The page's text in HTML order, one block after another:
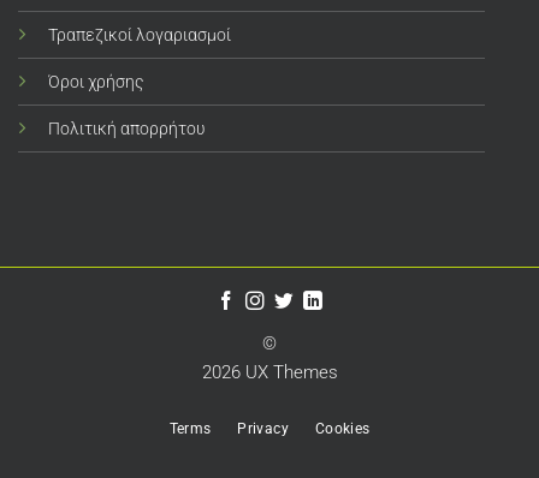
Τραπεζικοί λογαριασμοί
Όροι χρήσης
Πολιτική απορρήτου
©
2026 UX Themes
Terms Privacy Cookies